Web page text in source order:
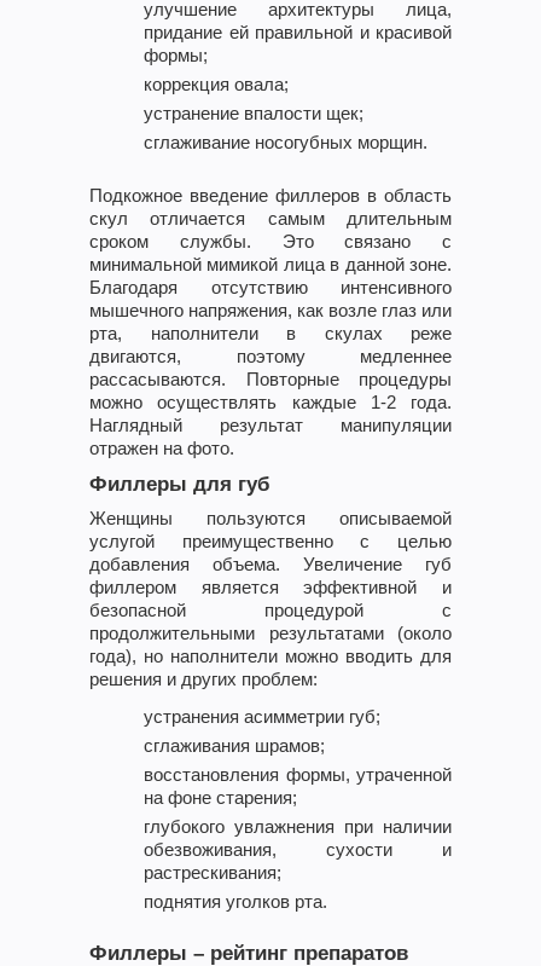
улучшение архитектуры лица,
придание ей правильной и красивой
формы;
коррекция овала;
устранение впалости щек;
сглаживание носогубных морщин.
Подкожное введение филлеров в область
скул отличается самым длительным
сроком службы. Это связано с
минимальной мимикой лица в данной зоне.
Благодаря отсутствию интенсивного
мышечного напряжения, как возле глаз или
рта, наполнители в скулах реже
двигаются, поэтому медленнее
рассасываются. Повторные процедуры
можно осуществлять каждые 1-2 года.
Наглядный результат манипуляции
отражен на фото.
Филлеры для губ
Женщины пользуются описываемой
услугой преимущественно с целью
добавления объема. Увеличение губ
филлером является эффективной и
безопасной процедурой с
продолжительными результатами (около
года), но наполнители можно вводить для
решения и других проблем:
устранения асимметрии губ;
сглаживания шрамов;
восстановления формы, утраченной
на фоне старения;
глубокого увлажнения при наличии
обезвоживания, сухости и
растрескивания;
поднятия уголков рта.
Филлеры – рейтинг препаратов